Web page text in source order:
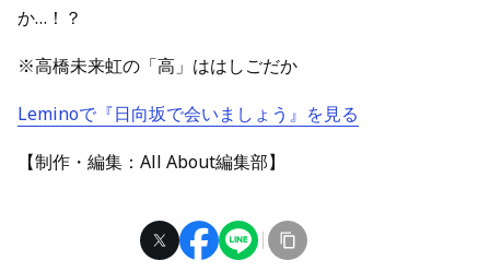
か…！？
※高橋未来虹の「高」ははしごだか
Leminoで『日向坂で会いましょう』を見る
【制作・編集：All About編集部】